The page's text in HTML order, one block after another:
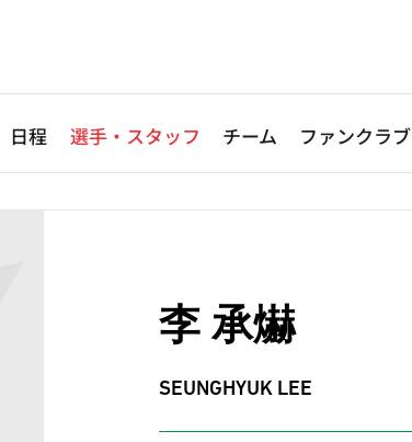
日程 選手・スタッフ チーム ファンクラブ
李 承爀
SEUNGHYUK LEE